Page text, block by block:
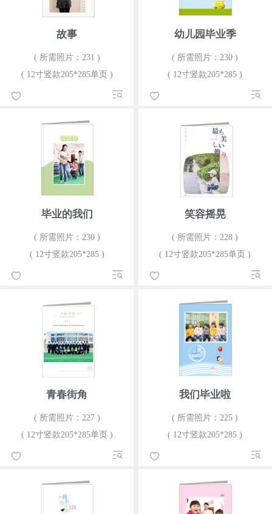
故事
( 所需照片：231 )
( 12寸竖款205*285单页 )
幼儿园毕业季
( 所需照片：230 )
( 12寸竖款205*285 )
毕业的我们
( 所需照片：230 )
( 12寸竖款205*285 )
笑容摇晃
( 所需照片：228 )
( 12寸竖款205*285单页 )
青春街角
( 所需照片：227 )
( 12寸竖款205*285单页 )
我们毕业啦
( 所需照片：225 )
( 12寸竖款205*285 )